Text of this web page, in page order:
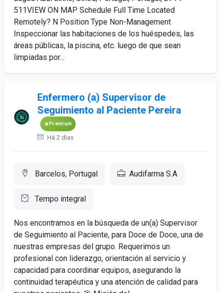
511VIEW ON MAP Schedule Full Time Located
Remotely? N Position Type Non-Management
Inspeccionar las habitaciones de los huéspedes, las
áreas públicas, la piscina, etc. luego de que sean
limpiadas por...
Enfermero (a) Supervisor de
Seguimiento al Paciente Pereira
Premium
Há 2 dias
Barcelos, Portugal Audifarma S.A
Tempo integral
Nos encontramos en la búsqueda de un(a) Supervisor
de Seguimiento al Paciente, para Doce de Doce, una de
nuestras empresas del grupo. Requerimos un
profesional con liderazgo, orientación al servicio y
capacidad para coordinar equipos, asegurando la
continuidad terapéutica y una atención de calidad para